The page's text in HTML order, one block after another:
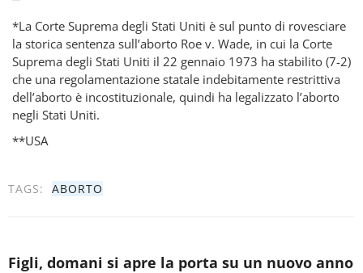
*La Corte Suprema degli Stati Uniti è sul punto di rovesciare
la storica sentenza sull’aborto Roe v. Wade, in cui la Corte
Suprema degli Stati Uniti il 22 gennaio 1973 ha stabilito (7-2)
che una regolamentazione statale indebitamente restrittiva
dell’aborto è incostituzionale, quindi ha legalizzato l’aborto
negli Stati Uniti.
**USA
TAGS: ABORTO
Figli, domani si apre la porta su un nuovo anno